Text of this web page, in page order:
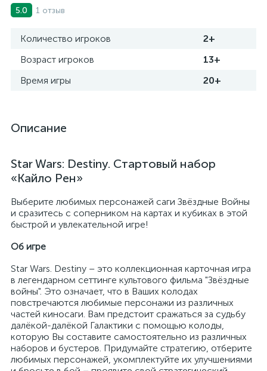
5.0 1 отзыв
Количество игроков
2+
Возраст игроков
13+
Время игры
20+
Описание
Star Wars: Destiny. Стартовый набор
«Кайло Рен»
Выберите любимых персонажей саги Звёздные Войны
и сразитесь с соперником на картах и кубиках в этой
быстрой и увлекательной игре!
Об игре
Star Wars. Destiny – это коллекционная карточная игра
в легендарном сеттинге культового фильма "Звёздные
войны". Это означает, что в Ваших колодах
повстречаются любимые персонажи из различных
частей киносаги. Вам предстоит сражаться за судьбу
далёкой-далёкой Галактики с помощью колоды,
которую Вы составите самостоятельно из различных
наборов и бустеров. Придумайте стратегию, отберите
любимых персонажей, укомплектуйте их улучшениями